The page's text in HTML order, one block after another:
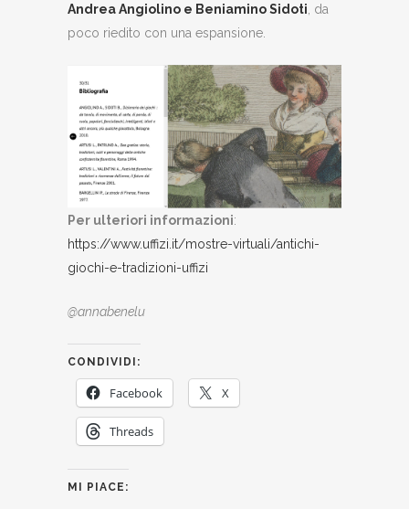
Andrea Angiolino e Beniamino Sidoti , da
poco riedito con una espansione.
Per ulteriori informazioni:
https://www.uffizi.it/mostre-virtuali/antichi-
giochi-e-tradizioni-uffizi
@annabenelu
CONDIVIDI:
Facebook X
Threads
MI PIACE: